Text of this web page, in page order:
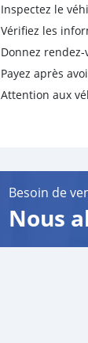
Inspectez le
Vérifiez les
Donnez
Payez après
Attention aux
Besoin de
Nous